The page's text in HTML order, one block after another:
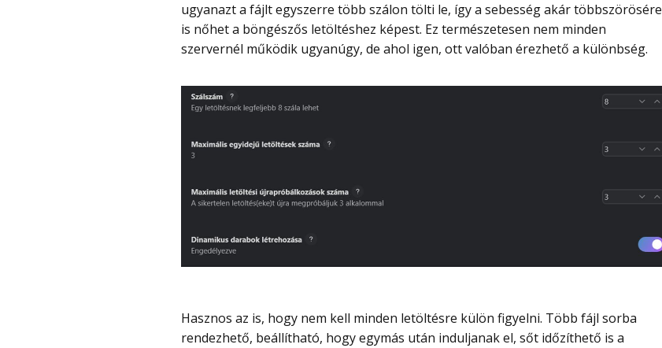
ugyanazt a fájlt egyszerre több szálon tölti le, így a sebesség akár többszörösére
is nőhet a böngészős letöltéshez képest. Ez természetesen nem minden
szervernél működik ugyanúgy, de ahol igen, ott valóban érezhető a különbség.
Hasznos az is, hogy nem kell minden letöltésre külön figyelni. Több fájl sorba
rendezhető, beállítható, hogy egymás után induljanak el, sőt időzíthető is a